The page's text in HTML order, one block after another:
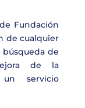
Fundación
de cualquier
búsqueda de
de la
un servicio